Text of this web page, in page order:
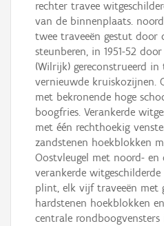
rechter travee
van de binnenplaats.
twee traveeën gestut door
steunberen, in 1951-52
(Wilrijk) gereconstrueerd
vernieuwde kruiskozijnen.
met bekronende hoge
boogfries. Verankerde
met één rechthoekig
zandstenen hoekblokken
Oostvleugel met noord- en
verankerde
plint, elk vijf traveeën met
hardstenen hoekblokken
centrale rondboogvensters